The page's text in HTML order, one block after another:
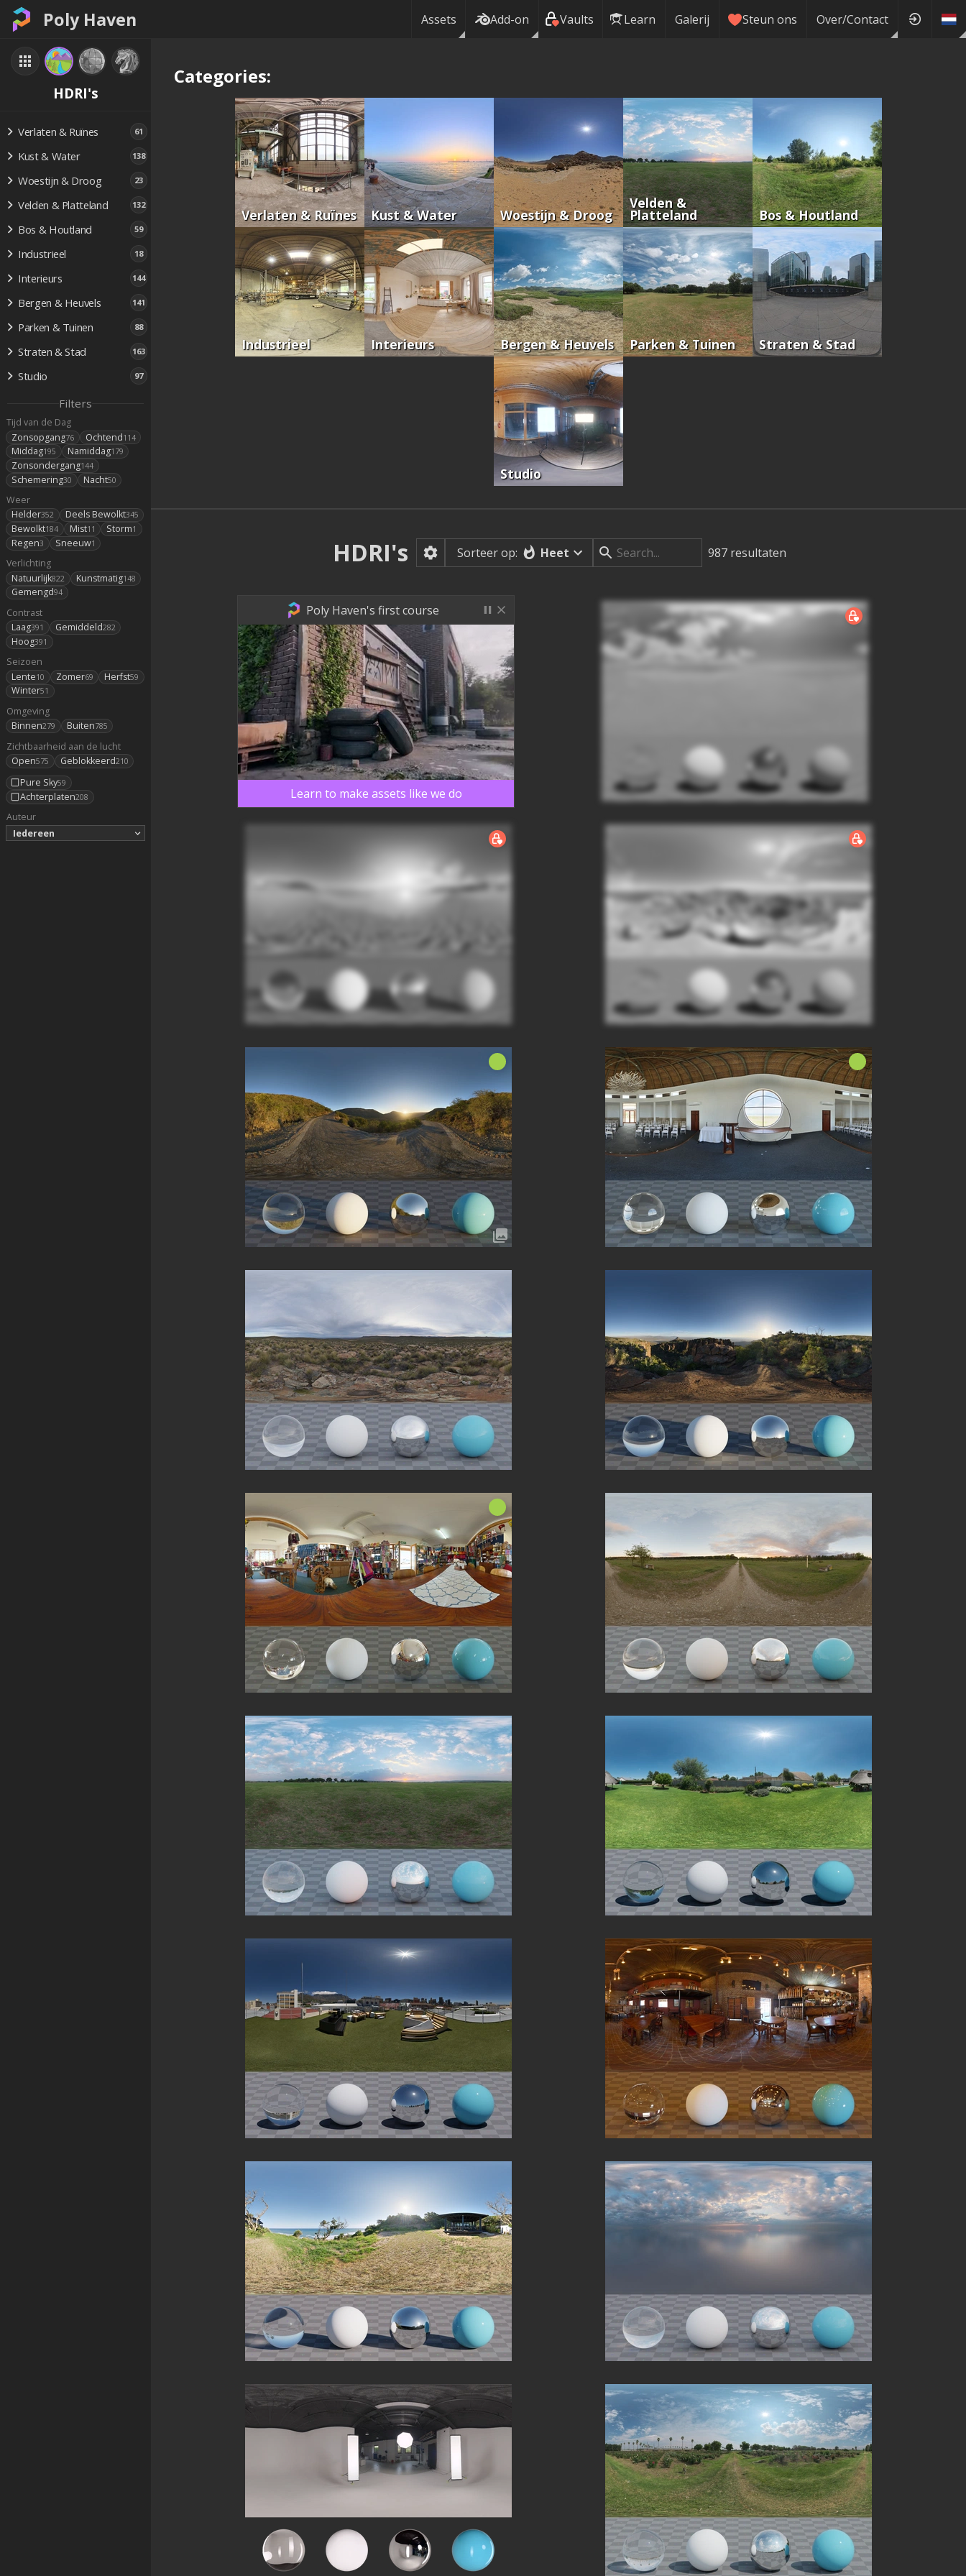
Poly Haven Assets Add-on Vaults Learn Galerij Steun ons Over/Contact
HDRI's
Verlaten & Ruïnes 61
Kust & Water 138
Woestijn & Droog 23
Velden & Platteland 132
Bos & Houtland 59
Industrieel 18
Interieurs 144
Bergen & Heuvels 141
Parken & Tuinen 88
Straten & Stad 163
Studio 97
Filters
Tijd van de Dag
Zonsopgang76 Ochtend114
Middag195 Namiddag179
Zonsondergang144
Schemering30 Nacht50
Weer
Helder352 Deels Bewolkt345
Bewolkt184 Mist11 Storm1
Regen3 Sneeuw1
Verlichting
Natuurlijk822 Kunstmatig148
Gemengd94
Contrast
Laag391 Gemiddeld282
Hoog391
Seizoen
Lente10 Zomer69 Herfst59
Winter51
Omgeving
Binnen279 Buiten785
Zichtbaarheid aan de lucht
Open575 Geblokkeerd210
Pure Sky59
Achterplaten208
Auteur
Iedereen
Categories:
Verlaten & Ruïnes Kust & Water Woestijn & Droog
Velden &
Platteland Bos & Houtland
Industrieel Interieurs Bergen & Heuvels Parken & Tuinen Straten & Stad
Studio
HDRI's Sorteer op: Heet 987 resultaten
Poly Haven's first course
Learn to make assets like we do
Nieuw! Nieuw!
Nieuw!